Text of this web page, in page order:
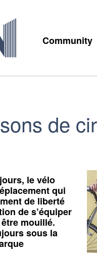
Community
de
le vélo
qui
de liberté
de s’équiper
mouillé.
sous la